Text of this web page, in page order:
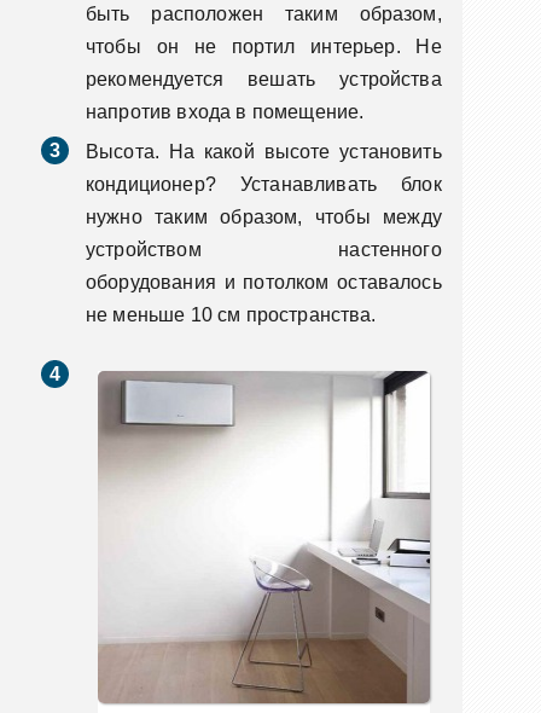
быть расположен таким образом,
чтобы он не портил интерьер. Не
рекомендуется вешать устройства
напротив входа в помещение.
Высота. На какой высоте установить
кондиционер? Устанавливать блок
нужно таким образом, чтобы между
устройством настенного
оборудования и потолком оставалось
не меньше 10 см пространства.